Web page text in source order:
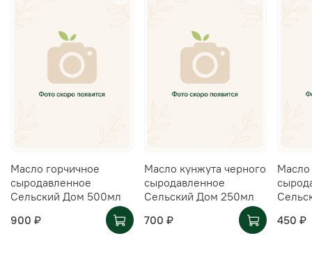
Масло горчичное
сыродавленное
Сельский Дом 500мл
900 ₽
Масло кунжута черного
сыродавленное
Сельский Дом 250мл
700 ₽
Масло
450 ₽